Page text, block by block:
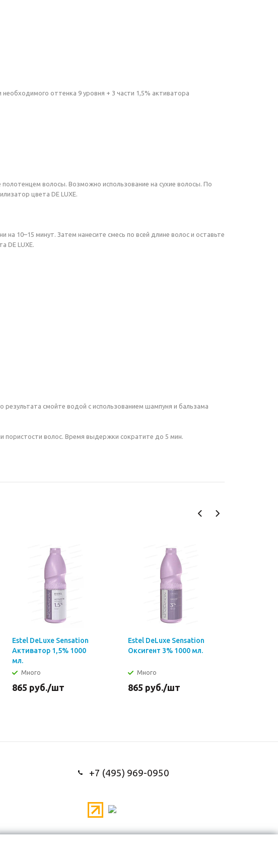
оттенка 9 уровня + 3 части 1,5% активатора
волосы. Возможно использование на сухие волосы. По
цвета DE LUXE.
10–15 минут. Затем нанесите смесь по всей длине волос и оставьте
DE LUXE.
смойте водой с использованием шампуня и бальзама
пористости волос. Время выдержки сократите до 5 мин.
Estel DeLuxe Sensation
Активатор 1,5% 1000
мл.
Много
865 руб./шт
Estel DeLuxe Sensation
Оксигент 3% 1000 мл.
Много
865 руб./шт
+7 (495) 969-0950